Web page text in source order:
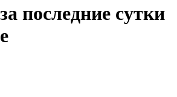
последние сутки